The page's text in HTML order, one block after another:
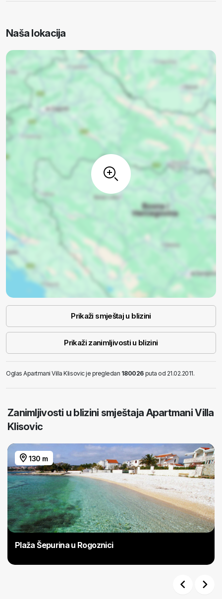
Naša lokacija
Prikaži smještaj u blizini
Prikaži zanimljivosti u blizini
Oglas Apartmani Villa Klisovic je pregledan 180026 puta od 21.02.2011.
Zanimljivosti u blizini smještaja Apartmani Villa
Klisovic
130 m
Plaža Šepurina u Rogoznici